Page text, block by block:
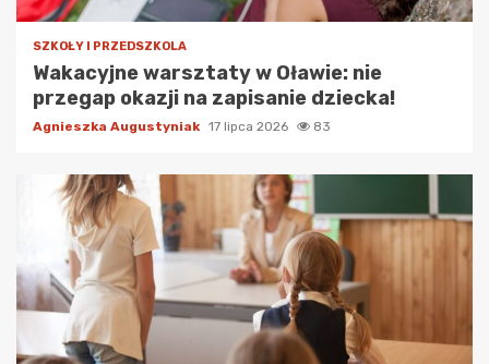
SZKOŁY I PRZEDSZKOLA
Wakacyjne warsztaty w Oławie: nie
przegap okazji na zapisanie dziecka!
Agnieszka Augustyniak 17 lipca 2026 83